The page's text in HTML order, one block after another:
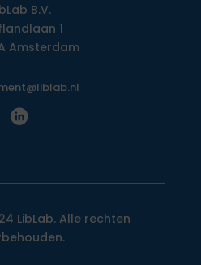
B.V.
1
Amsterdam
LibLab. Alle rechten